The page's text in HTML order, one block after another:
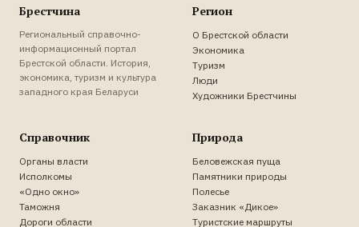
Брестчина
Региональный справочно-
информационный портал
Брестской области. История,
экономика, туризм и культура
западного края Беларуси
Регион
О Брестской области
Экономика
Туризм
Люди
Художники Брестчины
Справочник
Органы власти
Исполкомы
«Одно окно»
Таможня
Дороги области
Природа
Беловежская пуща
Памятники природы
Полесье
Заказник «Дикое»
Туристские маршруты